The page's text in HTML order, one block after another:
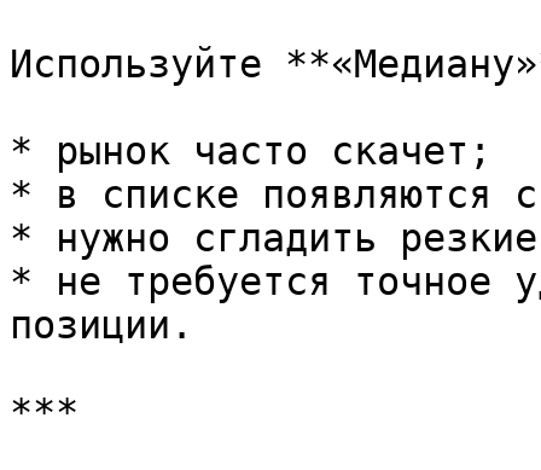
Используйте
* рынок часто скачет;
* в списке появляются
* нужно сгладить
* не требуется точное
позиции.
***